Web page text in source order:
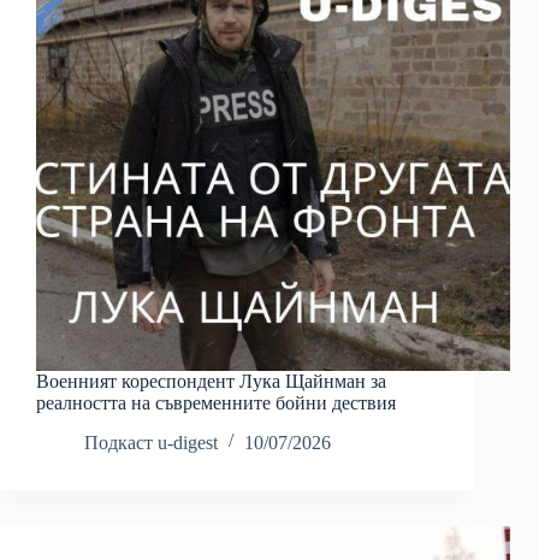
Военният кореспондент Лука Щайнман за
реалността на съвременните бойни дествия
Подкаст u-digest
10/07/2026